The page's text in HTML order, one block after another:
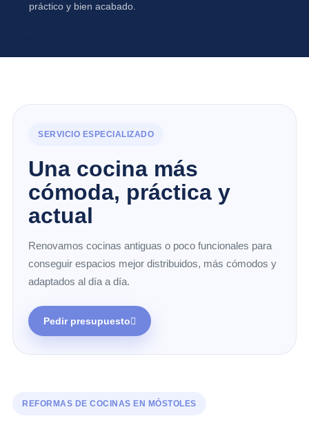
práctico y bien acabado.
SERVICIO ESPECIALIZADO
Una cocina más
cómoda, práctica y
actual
Renovamos cocinas antiguas o poco funcionales para
conseguir espacios mejor distribuidos, más cómodos y
adaptados al día a día.
Pedir presupuesto
REFORMAS DE COCINAS EN MÓSTOLES